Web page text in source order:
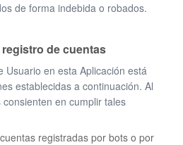
de forma indebida o robados.
de cuentas
Usuario en esta Aplicación está
establecidas a continuación. Al
en cumplir tales
registradas por bots o por